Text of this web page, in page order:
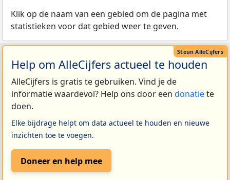
Klik op de naam van een gebied om de pagina met
statistieken voor dat gebied weer te geven.
Help om AlleCijfers actueel te houden
AlleCijfers is gratis te gebruiken. Vind je de
informatie waardevol? Help ons door een donatiete
doen.
Elke bijdrage helpt om data actueel te houden en nieuwe
inzichten toe te voegen.
Doneer en help mee